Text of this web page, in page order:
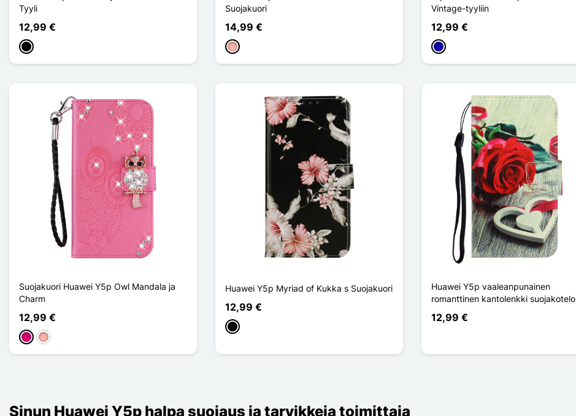
Tyyli
12,99 €
Musta
Suojakuori
14,99 €
Or Rose
Vintage-tyyliin
12,99 €
Bleu Foncé
Suojakuori Huawei Y5p Owl Mandala ja
Charm
12,99 €
MagentaOr Rose
Huawei Y5p Myriad of Kukka s Suojakuori
12,99 €
Musta
Huawei Y5p vaaleanpunainen
romanttinen kantolenkki suojakotelo
12,99 €
Sinun Huawei Y5p halpa suojaus ja tarvikkeja toimittaja